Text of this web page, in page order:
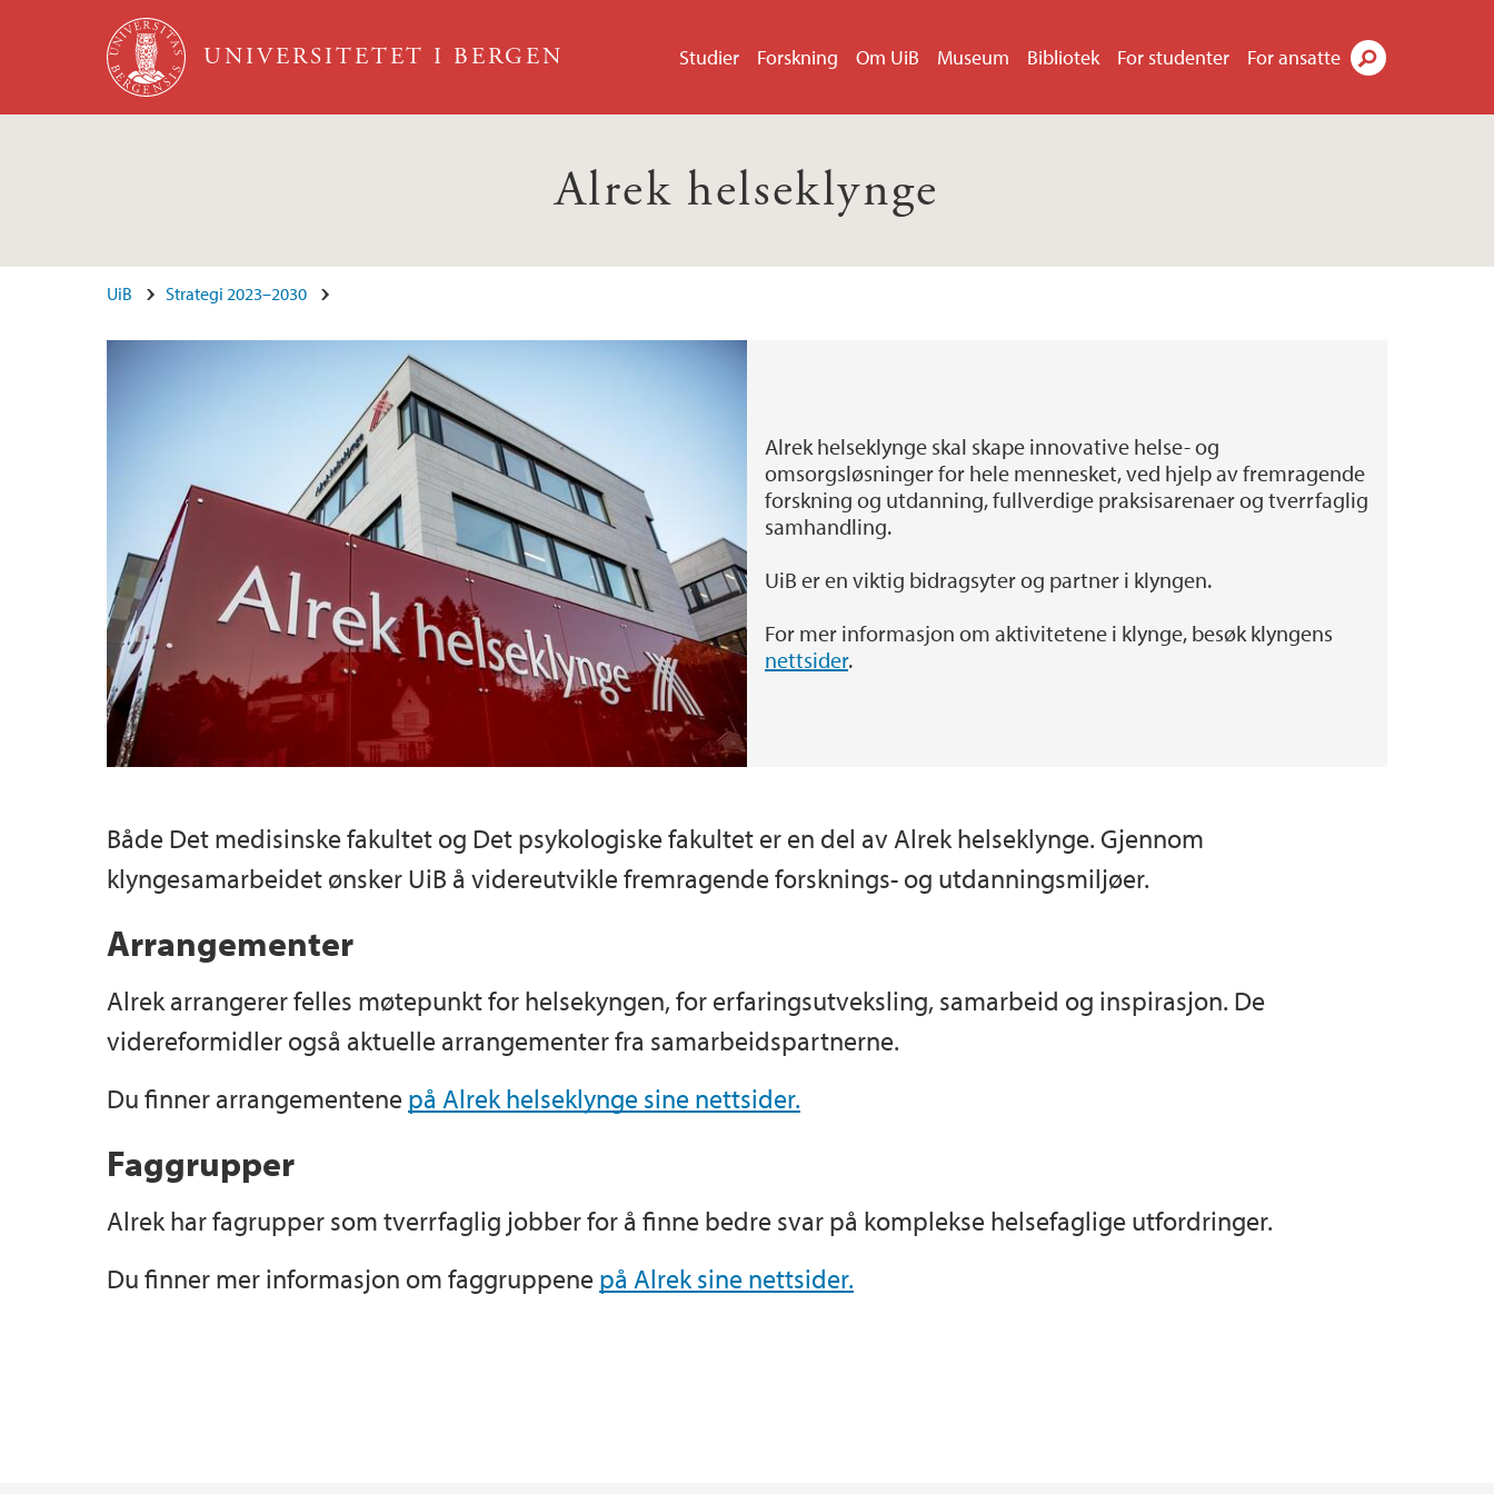
Hopp til hovedinnhold
UNIVERSITETET I BERGEN Studier Forskning Om UiB Museum Bibliotek For studenter For ansatte
Alrek helseklynge
Hovedinnhold
UiB Strategi 2023–2030
Alrek helseklynge skal skape innovative helse- og
omsorgsløsninger for hele mennesket, ved hjelp av fremragende
forskning og utdanning, fullverdige praksisarenaer og tverrfaglig
samhandling.
UiB er en viktig bidragsyter og partner i klyngen.
For mer informasjon om aktivitetene i klynge, besøk klyngens
nettsider.
Både Det medisinske fakultet og Det psykologiske fakultet er en del av Alrek helseklynge. Gjennom
klyngesamarbeidet ønsker UiB å videreutvikle fremragende forsknings- og utdanningsmiljøer.
Arrangementer
Alrek arrangerer felles møtepunkt for helsekyngen, for erfaringsutveksling, samarbeid og inspirasjon. De
videreformidler også aktuelle arrangementer fra samarbeidspartnerne.
Du finner arrangementene på Alrek helseklynge sine nettsider.
Faggrupper
Alrek har fagrupper som tverrfaglig jobber for å finne bedre svar på komplekse helsefaglige utfordringer.
Du finner mer informasjon om faggruppene på Alrek sine nettsider.